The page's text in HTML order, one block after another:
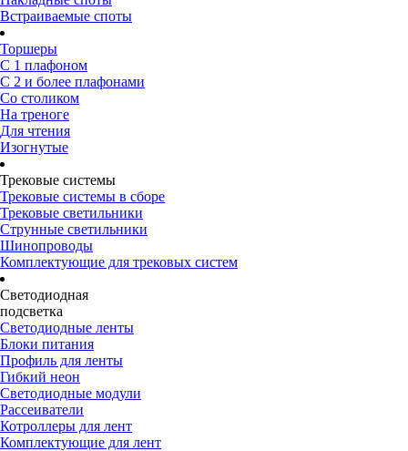
Встраиваемые споты
Торшеры
С 1 плафоном
С 2 и более плафонами
Со столиком
На треноге
Для чтения
Изогнутые
Трековые системы
Трековые системы в сборе
Трековые светильники
Струнные светильники
Шинопроводы
Комплектующие для трековых систем
Светодиодная
подсветка
Светодиодные ленты
Блоки питания
Профиль для ленты
Гибкий неон
Светодиодные модули
Рассеиватели
Котроллеры для лент
Комплектующие для лент